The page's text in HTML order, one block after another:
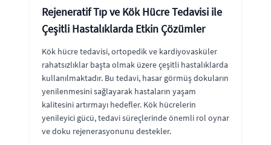
Rejeneratif Tıp ve Kök Hücre Tedavisi ile
Çeşitli Hastalıklarda Etkin Çözümler
Kök hücre tedavisi, ortopedik ve kardiyovasküler
rahatsızlıklar başta olmak üzere çeşitli hastalıklarda
kullanılmaktadır. Bu tedavi, hasar görmüş dokuların
yenilenmesini sağlayarak hastaların yaşam
kalitesini artırmayı hedefler. Kök hücrelerin
yenileyici gücü, tedavi süreçlerinde önemli rol oynar
ve doku rejenerasyonunu destekler.